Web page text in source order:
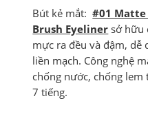
Bút kẻ mắt: #01 Matte
Brush Eyeliner sở hữu
mực ra đều và đậm, dễ
liền mạch. Công nghệ
chống nước, chống
7 tiếng.